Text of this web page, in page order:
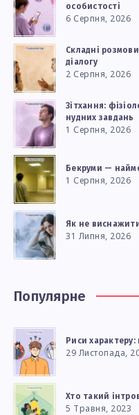
особистості
6 Серпня, 2026
Складні
діалогу
2 Серпня, 2026
Зітхання:
нудних завдань
1 Серпня, 2026
Бекруми —
1 Серпня, 2026
Як не
31 Липня, 2026
Популярне
Риси характеру:
29 Листопада,
Хто такий
5 Травня, 2023